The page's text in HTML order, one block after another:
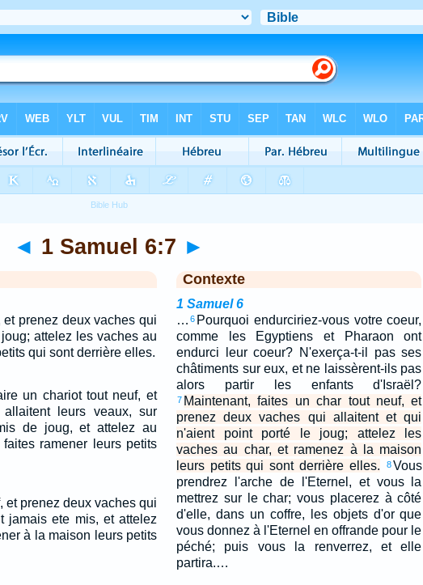
◄ 1 Samuel 6:7 ►
et prenez deux vaches qui
attelez les vaches au
qui sont derrière elles.
un chariot tout neuf, et
leurs veaux, sur
de joug, et attelez au
ramener leurs petits
et prenez deux vaches qui
jamais ete mis, et attelez
à la maison leurs petits
Contexte
1 Samuel 6
… 6 Pourquoi endurciriez-vous votre coeur,
comme les Egyptiens et Pharaon ont
endurci leur coeur? N'exerça-t-il pas ses
châtiments sur eux, et ne laissèrent-ils pas
alors partir les enfants d'Israël?
7 Maintenant, faites un char tout neuf, et
prenez deux vaches qui allaitent et qui
n'aient point porté le joug; attelez les
vaches au char, et ramenez à la maison
leurs petits qui sont derrière elles.
8 Vous
prendrez l'arche de l'Eternel, et vous la
mettrez sur le char; vous placerez à côté
d'elle, dans un coffre, les objets d'or que
vous donnez à l'Eternel en offrande pour le
péché; puis vous la renverrez, et elle
partira.…